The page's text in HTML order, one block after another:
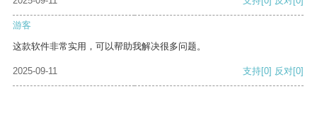
游客
这款软件非常实用，可以帮助我解决很多问题。
2025-09-11 支持[0] 反对[0]